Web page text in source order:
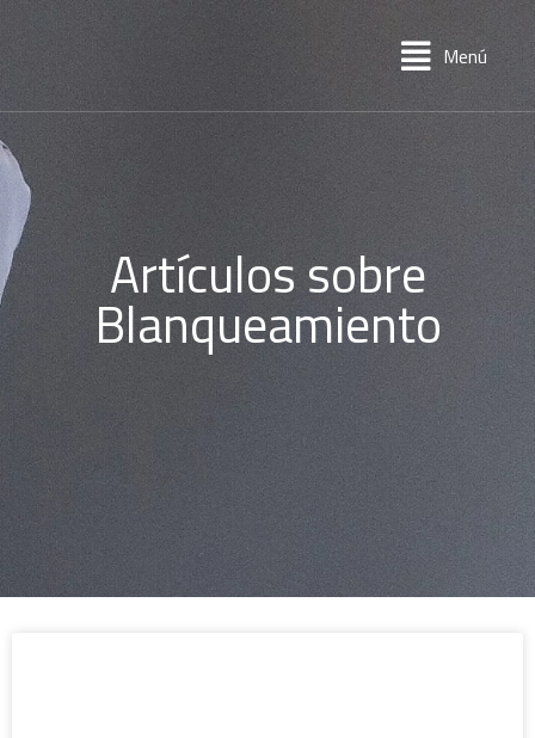
Menú
Artículos sobre
Blanqueamiento